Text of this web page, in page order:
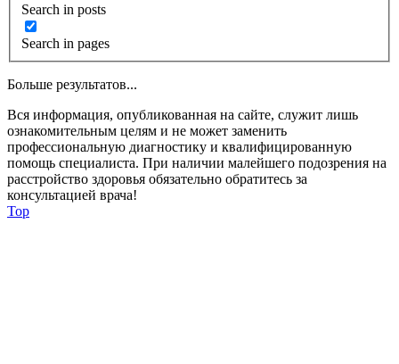
Search in posts
Search in pages
Больше результатов...
Вся информация, опубликованная на сайте, служит лишь
ознакомительным целям и не может заменить
профессиональную диагностику и квалифицированную
помощь специалиста. При наличии малейшего подозрения на
расстройство здоровья обязательно обратитесь за
консультацией врача!
Top